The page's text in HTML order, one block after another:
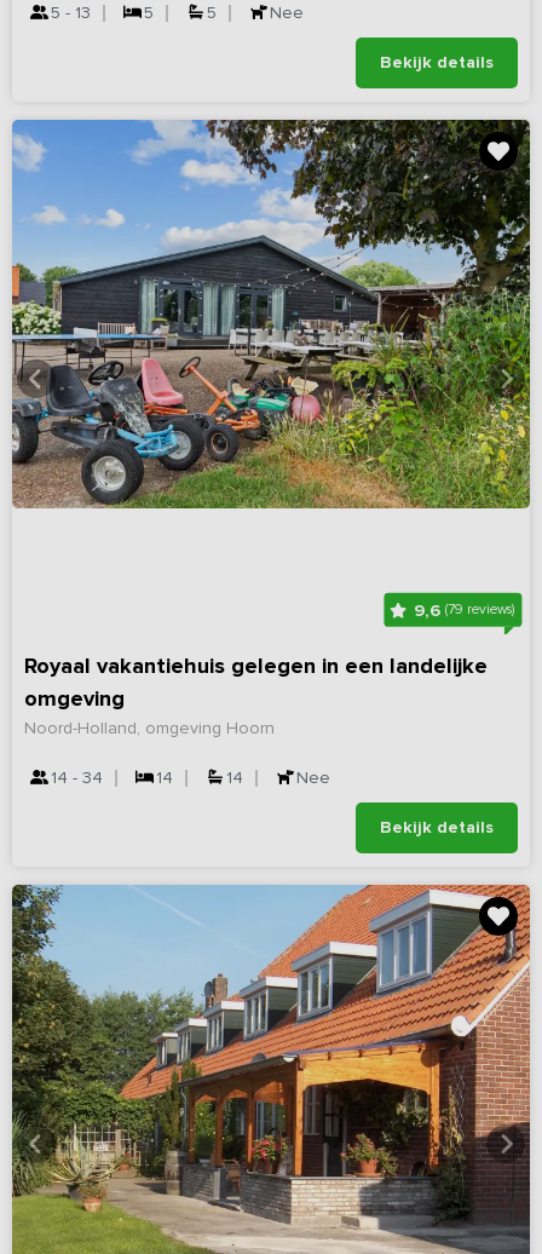
5 - 13 5 5 Nee
Bekijk details
9,6(79 reviews)
Royaal vakantiehuis gelegen in een landelijke
omgeving
Noord-Holland, omgeving Hoorn
14 - 34 14 14 Nee
Bekijk details